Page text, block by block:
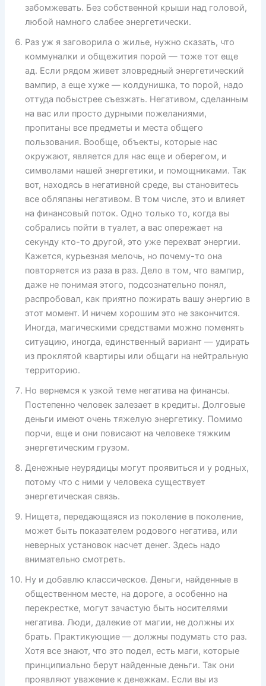
забомжевать. Без собственной крыши над головой,
любой намного слабее энергетически.
Раз уж я заговорила о жилье, нужно сказать, что
коммуналки и общежития порой — тоже тот еще
ад. Если рядом живет зловредный энергетический
вампир, а еще хуже — колдунишка, то порой, надо
оттуда побыстрее съезжать. Негативом, сделанным
на вас или просто дурными пожеланиями,
пропитаны все предметы и места общего
пользования. Вообще, объекты, которые нас
окружают, является для нас еще и оберегом, и
символами нашей энергетики, и помощниками. Так
вот, находясь в негативной среде, вы становитесь
все обляпаны негативом. В том числе, это и влияет
на финансовый поток. Одно только то, когда вы
собрались пойти в туалет, а вас опережает на
секунду кто-то другой, это уже перехват энергии.
Кажется, курьезная мелочь, но почему-то она
повторяется из раза в раз. Дело в том, что вампир,
даже не понимая этого, подсознательно понял,
распробовал, как приятно пожирать вашу энергию в
этот момент. И ничем хорошим это не закончится.
Иногда, магическими средствами можно поменять
ситуацию, иногда, единственный вариант — удирать
из проклятой квартиры или общаги на нейтральную
территорию.
Но вернемся к узкой теме негатива на финансы.
Постепенно человек залезает в кредиты. Долговые
деньги имеют очень тяжелую энергетику. Помимо
порчи, еще и они повисают на человеке тяжким
энергетическим грузом.
Денежные неурядицы могут проявиться и у родных,
потому что с ними у человека существует
энергетическая связь.
Нищета, передающаяся из поколение в поколение,
может быть показателем родового негатива, или
неверных установок насчет денег. Здесь надо
внимательно смотреть.
Ну и добавлю классическое. Деньги, найденные в
общественном месте, на дороге, а особенно на
перекрестке, могут зачастую быть носителями
негатива. Люди, далекие от магии, не должны их
брать. Практикующие — должны подумать сто раз.
Хотя все знают, что это подел, есть маги, которые
принципиально берут найденные деньги. Так они
проявляют уважение к денежкам. Если вы из